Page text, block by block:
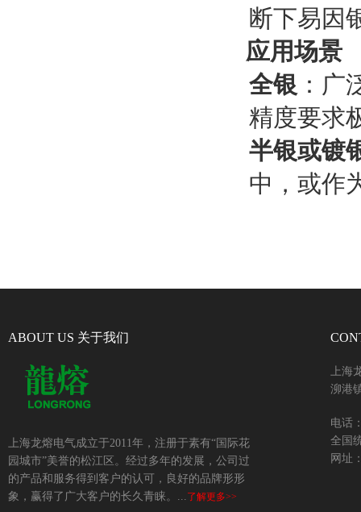
断下易因
应用场景
全银 ：广
精度要求
半银或镀
中，或作
ABOUT US 关于我们
上海龙熔电气成立于2011年，注册于素有“国际花
园城市”美誉的松江区。经过多年的发展，公司过
的产品和服务得到客户的认可，良好的品牌形形
象，赢得了广大客户的长久青睐。...了解更多>>
上海
泖港
电话
全国
网址